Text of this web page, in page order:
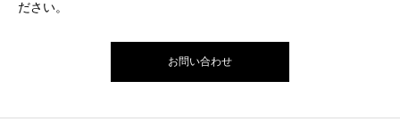
ださい。
お問い合わせ